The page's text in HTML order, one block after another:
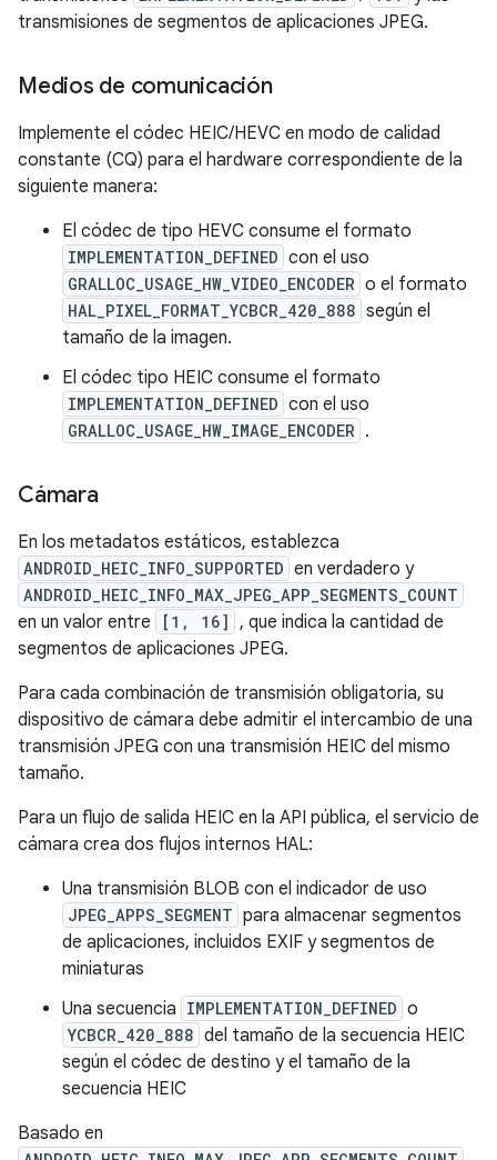
transmisiones de segmentos de aplicaciones JPEG.
Medios de comunicación
Implemente el códec HEIC/HEVC en modo de calidad
constante (CQ) para el hardware correspondiente de la
siguiente manera:
El códec de tipo HEVC consume el formato
IMPLEMENTATION_DEFINED con el uso
GRALLOC_USAGE_HW_VIDEO_ENCODER o el formato
HAL_PIXEL_FORMAT_YCBCR_420_888 según el
tamaño de la imagen.
El códec tipo HEIC consume el formato
IMPLEMENTATION_DEFINED con el uso
GRALLOC_USAGE_HW_IMAGE_ENCODER .
Cámara
En los metadatos estáticos, establezca
ANDROID_HEIC_INFO_SUPPORTED en verdadero y
ANDROID_HEIC_INFO_MAX_JPEG_APP_SEGMENTS_COUNT
en un valor entre [1, 16] , que indica la cantidad de
segmentos de aplicaciones JPEG.
Para cada combinación de transmisión obligatoria, su
dispositivo de cámara debe admitir el intercambio de una
transmisión JPEG con una transmisión HEIC del mismo
tamaño.
Para un flujo de salida HEIC en la API pública, el servicio de
cámara crea dos flujos internos HAL:
Una transmisión BLOB con el indicador de uso
JPEG_APPS_SEGMENT para almacenar segmentos
de aplicaciones, incluidos EXIF ​​y segmentos de
miniaturas
Una secuencia IMPLEMENTATION_DEFINED o
YCBCR_420_888 del tamaño de la secuencia HEIC
según el códec de destino y el tamaño de la
secuencia HEIC
Basado en